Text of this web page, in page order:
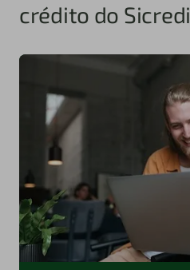
crédito do Sicredi